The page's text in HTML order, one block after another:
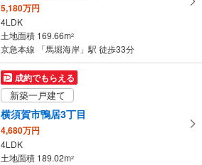
5,180万円
4LDK
土地面積 169.66m2
京急本線 「馬堀海岸」駅 徒歩33分
成約でもらえる
新築一戸建て
横須賀市鴨居3丁目
4,680万円
4LDK
土地面積 189.02m2